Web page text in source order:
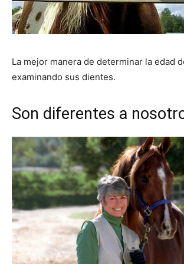
La mejor manera de determinar la edad
examinando sus dientes.
Son diferentes a